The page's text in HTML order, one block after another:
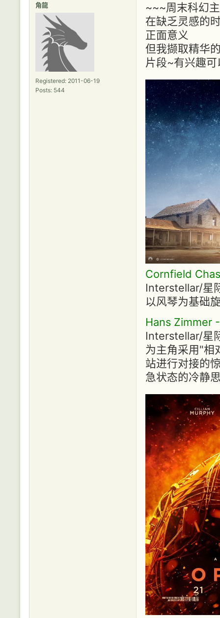
角龍
Registered: 2011-06-19
Posts: 544
~~~周末科幻
在缺乏灵感的
正面意义
但我撷取精华
片段~有兴趣
Cornfield
Interstellar/星
以风琴为基础
Hans Zimmer
Interstellar/星
为主角采用"相
站进行对接的
急状态的冷静